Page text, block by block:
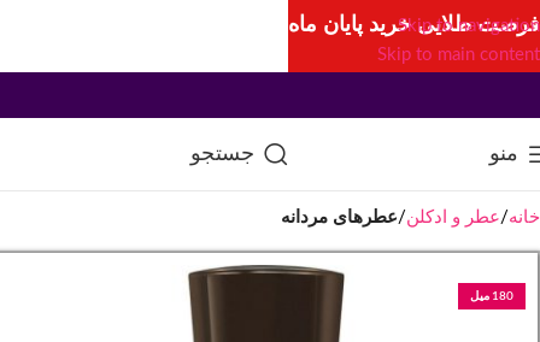
Skip to navigation
Skip to main content
منو جستجو
خانه عطر و ادکلن عطرهای مردانه
180 میل
فرصت طلایی خرید پایان ماه